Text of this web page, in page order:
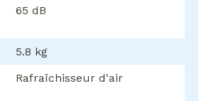
65 dB
5.8 kg
Rafraîchisseur d'air